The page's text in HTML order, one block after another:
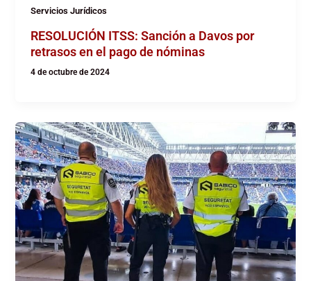
Servicios Jurídicos
RESOLUCIÓN ITSS: Sanción a Davos por
retrasos en el pago de nóminas
4 de octubre de 2024